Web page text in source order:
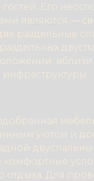
гостей. Его
являются —
раздельные
вблизи
уютом и
комфортные
отдыха. Для